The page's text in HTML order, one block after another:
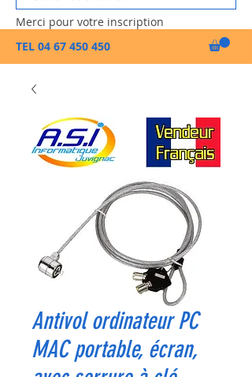
TEL 04 67 450 450
Merci pour votre inscription
Antivol ordinateur PC
MAC portable, écran,